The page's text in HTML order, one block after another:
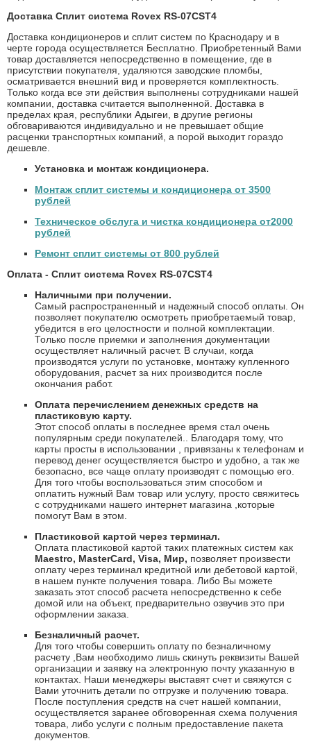
Доставка Сплит система Rovex RS-07CST4
Доставка кондиционеров и сплит систем по Краснодару и в
черте города осуществляется Бесплатно. Приобретенный Вами
товар доставляется непосредственно в помещение, где в
присутствии покупателя, удаляются заводские пломбы,
осматривается внешний вид и проверяется комплектность.
Только когда все эти действия выполнены сотрудниками нашей
компании, доставка считается выполненной. Доставка в
пределах края, республики Адыгеи, в другие регионы
обговариваются индивидуально и не превышает общие
расценки транспортных компаний, а порой выходит гораздо
дешевле.
Установка и монтаж кондиционера.
Монтаж сплит системы и кондиционера от 3500
рублей
Техническое обслуга и чистка кондиционера от2000
рублей
Ремонт сплит системы от 800 рублей
Оплата - Сплит система Rovex RS-07CST4
Наличными при получении.
Самый распространенный и надежный способ оплаты. Он
позволяет покупателю осмотреть приобретаемый товар,
убедится в его целостности и полной комплектации.
Только после приемки и заполнения документации
осуществляет наличный расчет. В случаи, когда
производятся услуги по установке, монтажу купленного
оборудования, расчет за них производится после
окончания работ.
Оплата перечислением денежных средств на
пластиковую карту.
Этот способ оплаты в последнее время стал очень
популярным среди покупателей.. Благодаря тому, что
карты просты в использовании , привязаны к телефонам и
перевод денег осуществляется быстро и удобно, а так же
безопасно, все чаще оплату производят с помощью его.
Для того чтобы воспользоваться этим способом и
оплатить нужный Вам товар или услугу, просто свяжитесь
с сотрудниками нашего интернет магазина ,которые
помогут Вам в этом.
Пластиковой картой через терминал.
Оплата пластиковой картой таких платежных систем как
Maestro, MasterCard, Visa, Мир, позволяет произвести
оплату через терминал кредитной или дебетовой картой,
в нашем пункте получения товара. Либо Вы можете
заказать этот способ расчета непосредственно к себе
домой или на объект, предварительно озвучив это при
оформлении заказа.
Безналичный расчет.
Для того чтобы совершить оплату по безналичному
расчету ,Вам необходимо лишь скинуть реквизиты Вашей
организации и заявку на электронную почту указанную в
контактах. Наши менеджеры выставят счет и свяжутся с
Вами уточнить детали по отгрузке и получению товара.
После поступления средств на счет нашей компании,
осуществляется заранее обговоренная схема получения
товара, либо услуги с полным предоставление пакета
документов.